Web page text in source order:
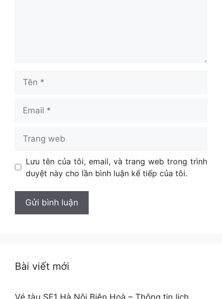
web
Lưu tên của tôi, email, và trang web trong trình
duyệt này cho lần bình luận kế tiếp của tôi.
Bài viết mới
Vé tàu SE1 Hà Nội Biên Hoà – Thông tin lịch